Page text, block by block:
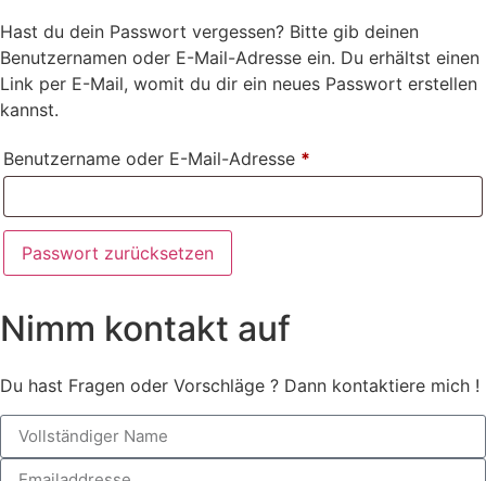
Hast du dein Passwort vergessen? Bitte gib deinen
Benutzernamen oder E-Mail-Adresse ein. Du erhältst einen
Link per E-Mail, womit du dir ein neues Passwort erstellen
kannst.
Benutzername oder E-Mail-Adresse *
Passwort zurücksetzen
Nimm kontakt auf
Du hast Fragen oder Vorschläge ? Dann kontaktiere mich !